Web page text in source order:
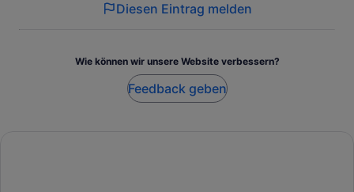
Diesen Eintrag melden
Wie können wir unsere Website verbessern?
Feedback geben